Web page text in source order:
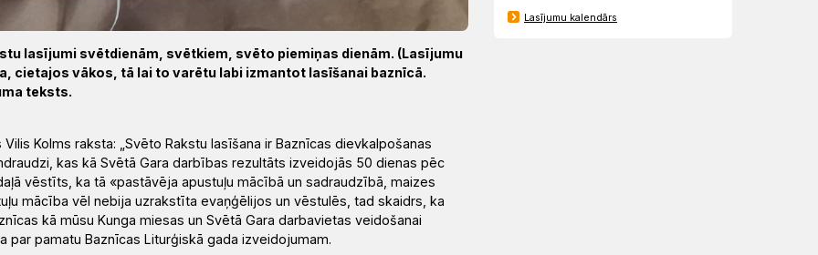
lasījumi svētdienām, svētkiem, svēto piemiņas dienām. (Lasījumu
cietajos vākos, tā lai to varētu labi izmantot lasīšanai baznīcā.
teksts.
Kolms raksta: „Svēto Rakstu lasīšana ir Baznīcas dievkalpošanas
kas kā Svētā Gara darbības rezultāts izveidojās 50 dienas pēc
vēstīts, ka tā «pastāvēja apustuļu mācībā un sadraudzībā, maizes
mācība vēl nebija uzrakstīta evaņģēlijos un vēstulēs, tad skaidrs, ka
kā mūsu Kunga miesas un Svētā Gara darbavietas veidošanai
par pamatu Baznīcas Liturģiskā gada izveidojumam.
Lasījumu kalendārs